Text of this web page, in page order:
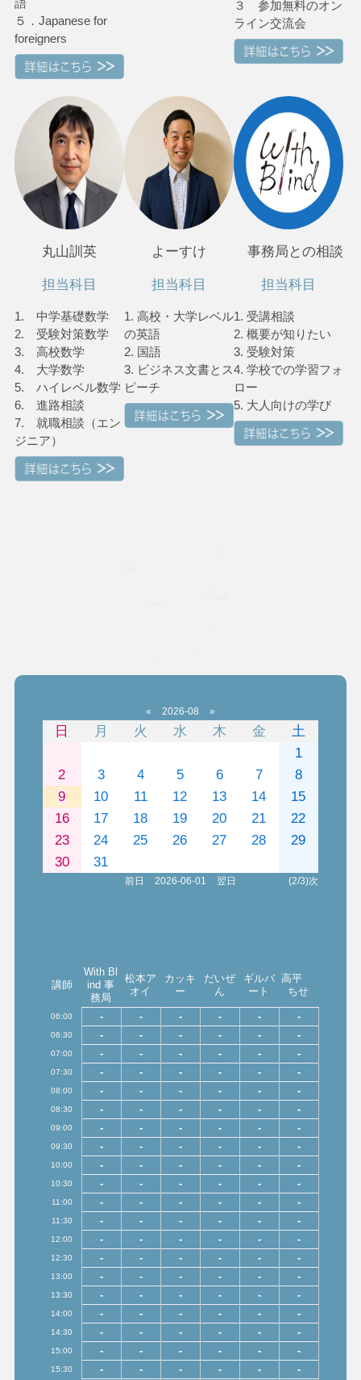
語
５．Japanese for
foreigners
３ 参加無料のオン
ライン交流会
丸山訓英
担当科目
1. 中学基礎数学
2. 受験対策数学
3. 高校数学
4. 大学数学
5. ハイレベル数学
6. 進路相談
7. 就職相談（エン
ジニア）
よーすけ
担当科目
1. 高校・大学レベル
の英語
2. 国語
3. ビジネス文書とス
ピーチ
事務局との相談
担当科目
1. 受講相談
2. 概要が知りたい
3. 受験対策
4. 学校での学習フォ
ロー
5. 大人向けの学び
« 2026-08 »
日 月 火 水 木 金
土
1
2
3 4 5 6 7
8
9
10 11 12 13 14
15
16
17 18 19 20 21
22
23
24 25 26 27 28
29
30
31
前日 2026-06-01 翌日 (2/3)次
講師
With Bl
ind 事
務局
松本ア
オイ
カッキ
ー
だいぜ
ん
ギルバ
ート
高平
ちせ
06:00 - - - - - -
06:30 - - - - - -
07:00 - - - - - -
07:30 - - - - - -
08:00 - - - - - -
08:30 - - - - - -
09:00 - - - - - -
09:30 - - - - - -
10:00 - - - - - -
10:30 - - - - - -
11:00 - - - - - -
11:30 - - - - - -
12:00 - - - - - -
12:30 - - - - - -
13:00 - - - - - -
13:30 - - - - - -
14:00 - - - - - -
14:30 - - - - - -
15:00 - - - - - -
15:30 - - - - - -